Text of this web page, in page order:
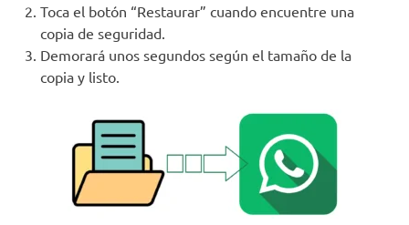
Toca el botón “Restaurar” cuando encuentre una
copia de seguridad.
Demorará unos segundos según el tamaño de la
copia y listo.